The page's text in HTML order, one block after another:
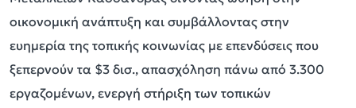
οικονομική ανάπτυξη και συμβάλλοντας στην
ευημερία της τοπικής κοινωνίας με επενδύσεις που
ξεπερνούν τα $3 δισ., απασχόληση πάνω από 3.300
εργαζομένων, ενεργή στήριξη των τοπικών